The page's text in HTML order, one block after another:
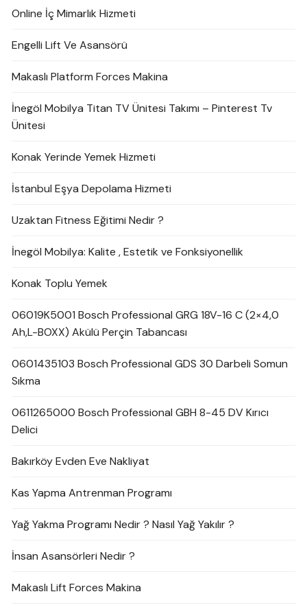
Online İç Mimarlık Hizmeti
Engelli Lift Ve Asansörü
Makaslı Platform Forces Makina
İnegöl Mobilya Titan TV Ünitesi Takımı – Pinterest Tv
Ünitesi
Konak Yerinde Yemek Hizmeti
İstanbul Eşya Depolama Hizmeti
Uzaktan Fitness Eğitimi Nedir ?
İnegöl Mobilya: Kalite , Estetik ve Fonksiyonellik
Konak Toplu Yemek
06019K5001 Bosch Professional GRG 18V-16 C (2×4,0
Ah,L-BOXX) Akülü Perçin Tabancası
0601435103 Bosch Professional GDS 30 Darbeli Somun
Sıkma
0611265000 Bosch Professional GBH 8-45 DV Kırıcı
Delici
Bakırköy Evden Eve Nakliyat
Kas Yapma Antrenman Programı
Yağ Yakma Programı Nedir ? Nasıl Yağ Yakılır ?
İnsan Asansörleri Nedir ?
Makaslı Lift Forces Makina